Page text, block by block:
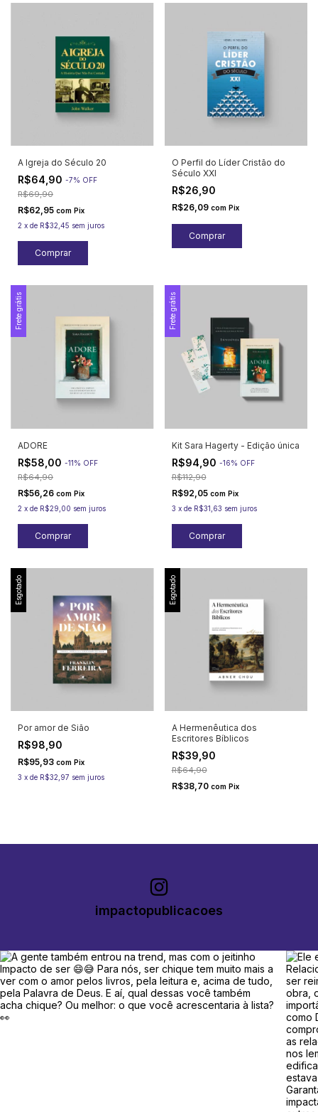
A Igreja do Século 20
R$64,90 -7% OFF
R$69,90
R$62,95 com Pix
2 x de R$32,45 sem juros
O Perfil do Líder Cristão do
Século XXI
R$26,90
R$26,09 com Pix
Frete grátis
ADORE
R$58,00 -11% OFF
R$64,90
R$56,26 com Pix
2 x de R$29,00 sem juros
Frete grátis
Kit Sara Hagerty - Edição única
R$94,90 -16% OFF
R$112,90
R$92,05 com Pix
3 x de R$31,63 sem juros
Esgotado
Por amor de Sião
R$98,90
R$95,93 com Pix
3 x de R$32,97 sem juros
Esgotado
A Hermenêutica dos
Escritores Bíblicos
R$39,90
R$64,90
R$38,70 com Pix
impactopublicacoes